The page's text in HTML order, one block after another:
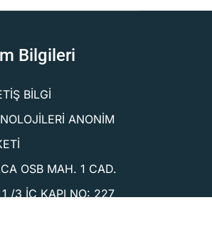
Bilgileri
BİLGİ
ANONİM
OSB MAH. 1 CAD.
/3 İÇ KAPI NO: 227